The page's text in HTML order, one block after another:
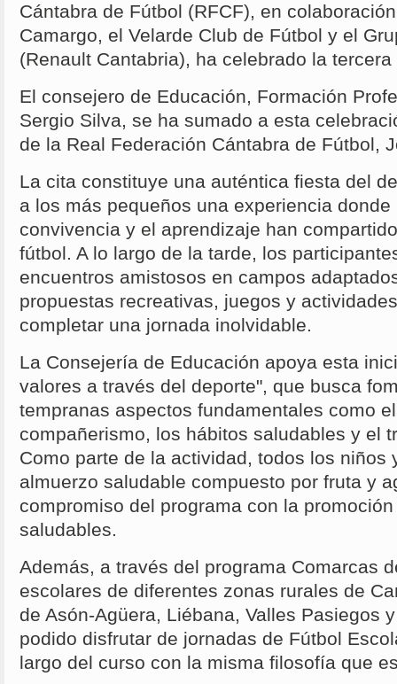
Cántabra de Fútbol (RFCF), en
Camargo, el Velarde Club de Fútbol y el
(Renault Cantabria), ha celebrado la
El consejero de Educación, Formación
Sergio Silva, se ha sumado a esta
de la Real Federación Cántabra de Fútbol,
La cita constituye una auténtica fiesta del
a los más pequeños una experiencia
convivencia y el aprendizaje han
fútbol. A lo largo de la tarde, los
encuentros amistosos en campos
propuestas recreativas, juegos y
completar una jornada inolvidable.
La Consejería de Educación apoya esta
valores a través del deporte", que busca
tempranas aspectos fundamentales como
compañerismo, los hábitos saludables y el
Como parte de la actividad, todos los niños
almuerzo saludable compuesto por fruta y
compromiso del programa con la
saludables.
Además, a través del programa Comarcas
escolares de diferentes zonas rurales de
de Asón-Agüera, Liébana, Valles Pasiegos
podido disfrutar de jornadas de Fútbol
largo del curso con la misma filosofía que